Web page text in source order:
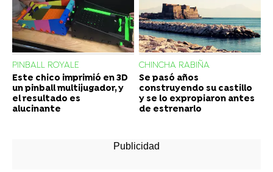
PINBALL ROYALE
Este chico imprimió en 3D
un pinball multijugador, y
el resultado es
alucinante
CHINCHA RABIÑA
Se pasó años
construyendo su castillo
y se lo expropiaron antes
de estrenarlo